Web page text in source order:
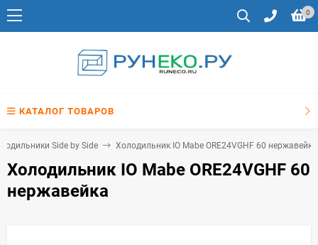
0
КАТАЛОГ ТОВАРОВ
Side by Side Холодильник IO Mabe ORE24VGHF 60 нержавейка
Холодильник IO Mabe ORE24VGHF 60
нержавейка